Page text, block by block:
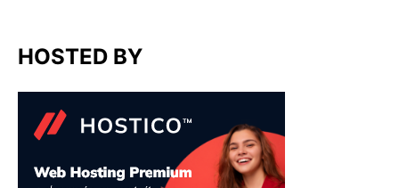
HOSTED BY